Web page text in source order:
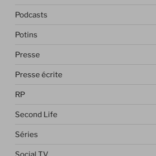
Podcasts
Potins
Presse
Presse écrite
RP
Second Life
Séries